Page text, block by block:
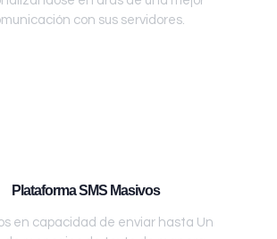
con sus servidores.
Plataforma SMS Masivos
en capacidad de enviar hasta Un